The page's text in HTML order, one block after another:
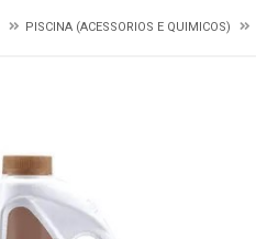
PISCINA (ACESSORIOS E QUIMICOS)